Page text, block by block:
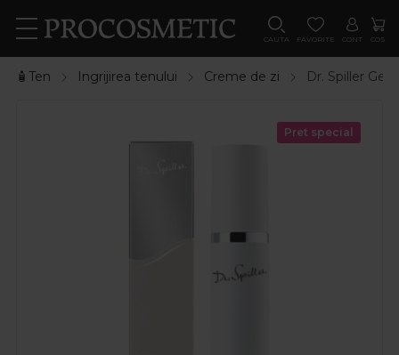
CAUTA FAVORITE CONT COS
🧴Ten Ingrijirea tenului Creme de zi Dr. Spiller
Pret special